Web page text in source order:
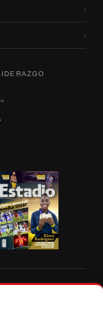
›
›
Vistazo.com.